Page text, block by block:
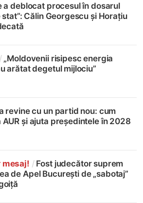
a deblocat procesul în dosarul
Călin Georgescu și Horațiu
/„Moldovenii risipesc energia
arătat degetul mijlociu”
revine cu un partid nou: cum
și ajuta președintele în 2028
mesaj! / Fost judecător suprem
de Apel București de „sabotaj”